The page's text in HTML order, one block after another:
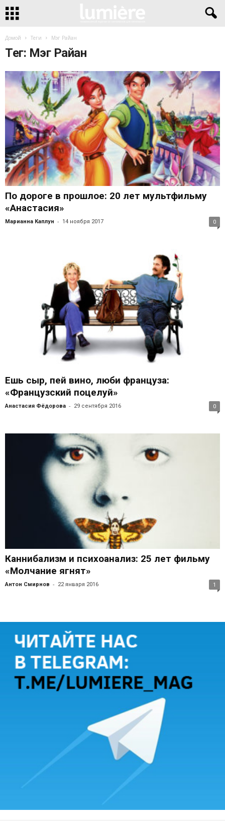
Домой Теги Мэг Райан
Тег: Мэг Райан
По дороге в прошлое: 20 лет мультфильму
«Анастасия»
Марианна Каплун - 14 ноября 2017 0
Ешь сыр, пей вино, люби француза:
«Французский поцелуй»
Анастасия Фёдорова - 29 сентября 2016 0
Каннибализм и психоанализ: 25 лет фильму
«Молчание ягнят»
Антон Смирнов - 22 января 2016 1